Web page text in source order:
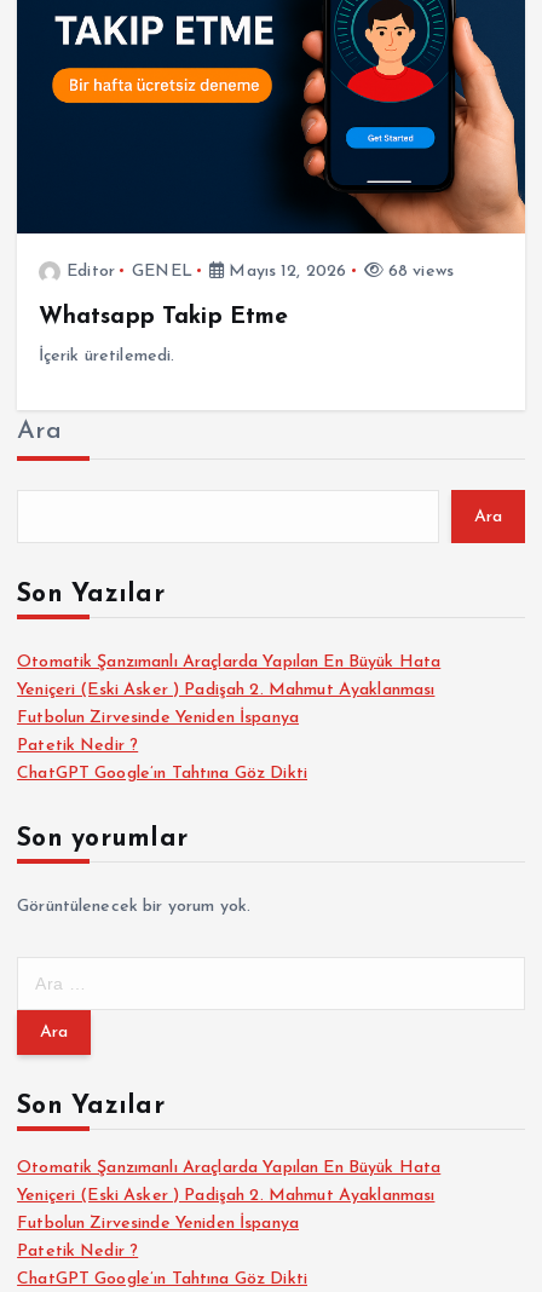
Editor GENEL Mayıs 12, 2026 68 views
Whatsapp Takip Etme
İçerik üretilemedi.
Ara
Ara
Son Yazılar
Otomatik Şanzımanlı Araçlarda Yapılan En Büyük Hata
Yeniçeri (Eski Asker ) Padişah 2. Mahmut Ayaklanması
Futbolun Zirvesinde Yeniden İspanya
Patetik Nedir ?
ChatGPT Google’ın Tahtına Göz Dikti
Son yorumlar
Görüntülenecek bir yorum yok.
m
:Son Yazılar
Otomatik Şanzımanlı Araçlarda Yapılan En Büyük Hata
Yeniçeri (Eski Asker ) Padişah 2. Mahmut Ayaklanması
Futbolun Zirvesinde Yeniden İspanya
Patetik Nedir ?
ChatGPT Google’ın Tahtına Göz Dikti